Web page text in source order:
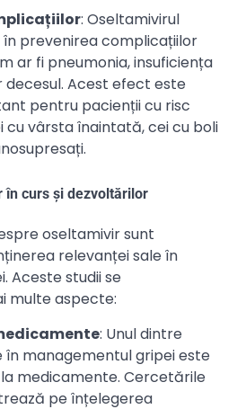
: Oseltamivirul
prevenirea complicațiilor
ar fi pneumonia, insuficiența
decesul. Acest efect este
pentru pacienții cu risc
cu vârsta înaintată, cei cu boli
curs și dezvoltărilor
oseltamivir sunt
relevanței sale în
Aceste studii se
multe aspecte:
: Unul dintre
managementul gripei este
medicamente. Cercetările
pe înțelegerea